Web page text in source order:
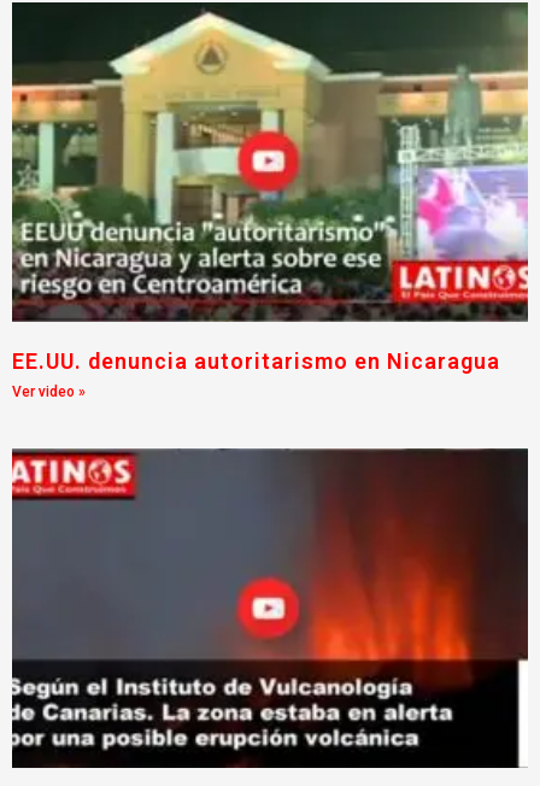
EE.UU. denuncia autoritarismo en Nicaragua
Ver video »